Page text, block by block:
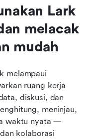
Lark
melacak
mudah
melampaui
ruang kerja
diskusi, dan
meninjau,
waktu nyata —
kolaborasi